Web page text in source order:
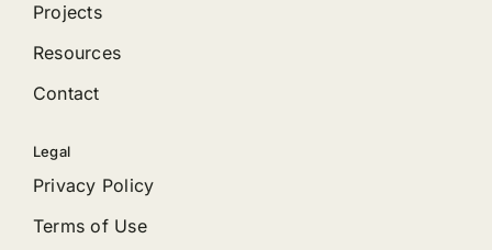
Projects
Resources
Contact
Legal
Privacy Policy
Terms of Use